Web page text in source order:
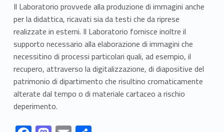
Il Laboratorio provvede alla produzione di immagini anche
per la didattica, ricavati sia da testi che da riprese
realizzate in esterni. Il Laboratorio fornisce inoltre il
supporto necessario alla elaborazione di immagini che
necessitino di processi particolari quali, ad esempio, il
recupero, attraverso la digitalizzazione, di diapositive del
patrimonio di dipartimento che risultino cromaticamente
alterate dal tempo o di materiale cartaceo a rischio
deperimento.
Link identifier #identifier__132066-1
Link identifier #identifier__88636-2 Link identifier #identifier__150976-3 Link identifier #identifier__185534-4